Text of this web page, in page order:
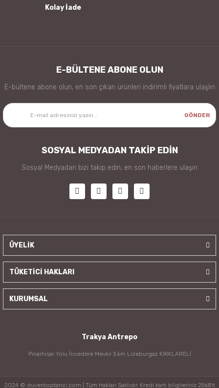
Kolay İade
E-BÜLTENE ABONE OLUN
E-bültene abone olun, en son çıkan ürünleri indirimli fiyatlara ulaşlın
GÖNDER
SOSYAL MEDYADAN TAKİP EDİN
Sosyal Medyadan bizi takip edin, en son haberlere ulaşın
ÜYELİK
TÜKETİCİ HAKLARI
KURUMSAL
Trakya Antrepo
Pınarhisar Yolu İncedere Mevkii 3.km Lüleburgaz KIRKLARELİ
2024 © duventoptanci.com | Tüm Hakları Saklıdır. Kredi kartı bilgileriniz 256Bit